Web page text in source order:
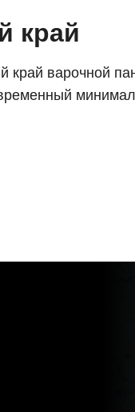
край
край варочной